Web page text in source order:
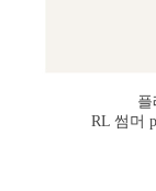
플
RL 썸머